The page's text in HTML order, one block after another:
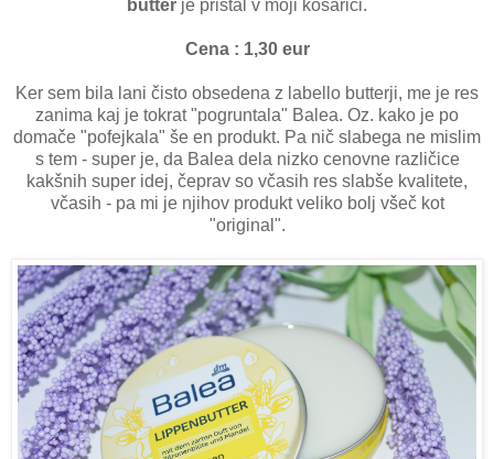
butter je pristal v moji košarici.
Cena : 1,30 eur
Ker sem bila lani čisto obsedena z labello butterji, me je res
zanima kaj je tokrat "pogruntala" Balea. Oz. kako je po
domače "pofejkala" še en produkt. Pa nič slabega ne mislim
s tem - super je, da Balea dela nizko cenovne različice
kakšnih super idej, čeprav so včasih res slabše kvalitete,
včasih - pa mi je njihov produkt veliko bolj všeč kot
"original".